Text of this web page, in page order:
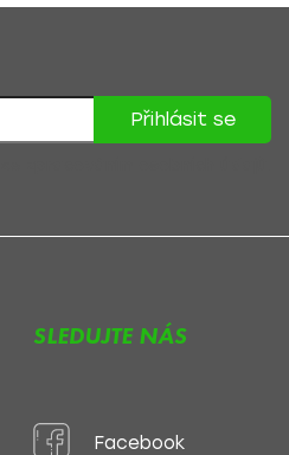
Přihlásit se
SLEDUJTE NÁS
Facebook